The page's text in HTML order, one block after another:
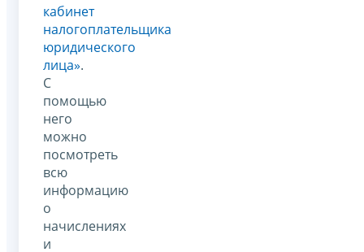
кабинет
налогоплательщика
юридического
лица».
С
помощью
него
можно
посмотреть
всю
информацию
о
начислениях
и